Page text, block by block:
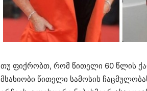
თუ ფიქრობთ, რომ წითელი 60 წლის
მსახიობი წითელი სამოსის